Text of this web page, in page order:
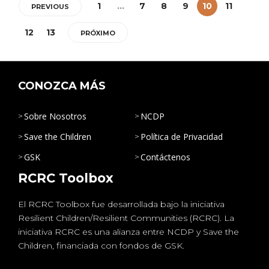
PREVIOUS 1 … 7 8 9 10 11
12 13 PRÓXIMO
CONOZCA MÁS
Sobre Nosotros
NCDP
Save the Children
Política de Privacidad
GSK
Contáctenos
RCRC Toolbox
El RCRC Toolbox fue desarrollada bajo la iniciativa
Resilient Children/Resilient Communities (RCRC). La
iniciativa RCRC es una alianza entre NCDP y Save the
Children, financiada con fondos de GSK.